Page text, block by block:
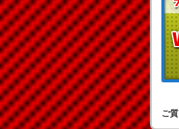
ご